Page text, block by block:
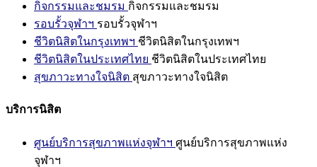
กิจกรรมและชมรม กิจกรรมและชมรม
รอบรั้วจุฬาฯ รอบรั้วจุฬาฯ
ชีวิตนิสิตในกรุงเทพฯ ชีวิตนิสิตในกรุงเทพฯ
ชีวิตนิสิตในประเทศไทย ชีวิตนิสิตในประเทศไทย
สุขภาวะทางใจนิสิต สุขภาวะทางใจนิสิต
บริการนิสิต
ศูนย์บริการสุขภาพแห่งจุฬาฯ ศูนย์บริการสุขภาพแห่ง
จุฬาฯ